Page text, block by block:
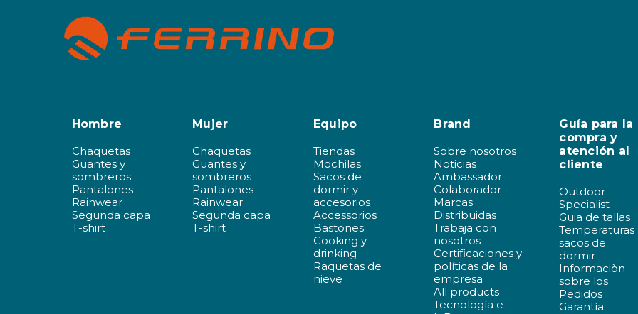
Hombre
Chaquetas
Guantes y
sombreros
Pantalones
Rainwear
Segunda capa
T-shirt
Mujer
Chaquetas
Guantes y
sombreros
Pantalones
Rainwear
Segunda capa
T-shirt
Equipo
Tiendas
Mochilas
Sacos de
dormir y
accesorios
Accessorios
Bastones
Cooking y
drinking
Raquetas de
nieve
Brand
Sobre nosotros
Noticias
Ambassador
Colaborador
Marcas
Distribuidas
Trabaja con
nosotros
Certificaciones y
políticas de la
empresa
All products
Tecnología e
Guía para la
compra y
atención al
cliente
Outdoor
Specialist
Guia de tallas
Temperaturas
sacos de
dormir
Informaciòn
sobre los
Pedidos
Garantía